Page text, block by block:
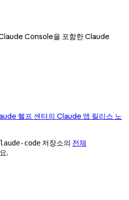
Console을 포함한 Claude
헬프 센터의 Claude 앱 릴리스 노
code 저장소의 전체
.